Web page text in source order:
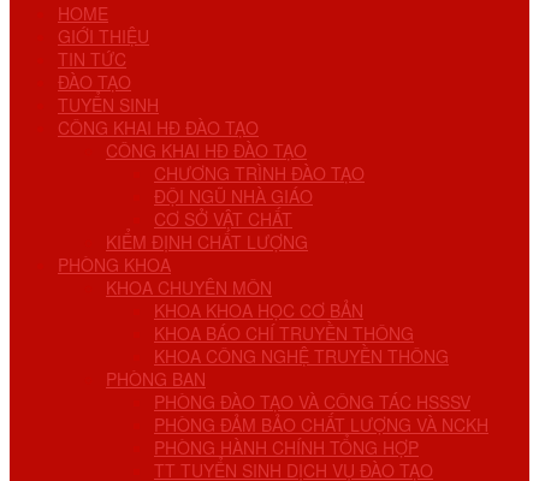
HOME
GIỚI THIỆU
TIN TỨC
ĐÀO TẠO
TUYỂN SINH
CÔNG KHAI HĐ ĐÀO TẠO
CÔNG KHAI HĐ ĐÀO TẠO
CHƯƠNG TRÌNH ĐÀO TẠO
ĐỘI NGŨ NHÀ GIÁO
CƠ SỞ VẬT CHẤT
KIỂM ĐỊNH CHẤT LƯỢNG
PHÒNG KHOA
KHOA CHUYÊN MÔN
KHOA KHOA HỌC CƠ BẢN
KHOA BÁO CHÍ TRUYỀN THÔNG
KHOA CÔNG NGHỆ TRUYỀN THÔNG
PHÒNG BAN
PHÒNG ĐÀO TẠO VÀ CÔNG TÁC HSSSV
PHÒNG ĐẢM BẢO CHẤT LƯỢNG VÀ NCKH
PHÒNG HÀNH CHÍNH TỔNG HỢP
TT TUYỂN SINH DỊCH VỤ ĐÀO TẠO